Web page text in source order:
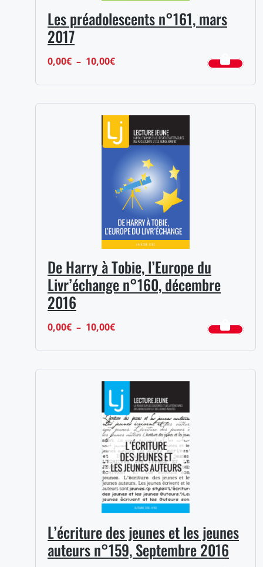
Les préadolescents n°161, mars
2017
0,00€ – 10,00€Plage
0,00€
à
10,00€
De Harry à Tobie, l’Europe du
Livr’échange n°160, décembre
2016
0,00€ – 10,00€Plage
0,00€
à
10,00€
L’écriture des jeunes et les jeunes
auteurs n°159, Septembre 2016